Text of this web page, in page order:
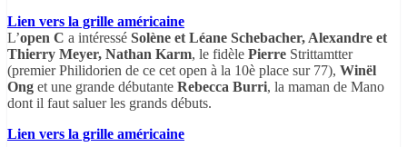
Lien vers la grille américaine
L’open C a intéressé Solène et Léane Schebacher, Alexandre et
Thierry Meyer, Nathan Karm, le fidèle Pierre Strittamtter
(premier Philidorien de ce cet open à la 10è place sur 77), Winël
Ong et une grande débutante Rebecca Burri, la maman de Mano
dont il faut saluer les grands débuts.
Lien vers la grille américaine